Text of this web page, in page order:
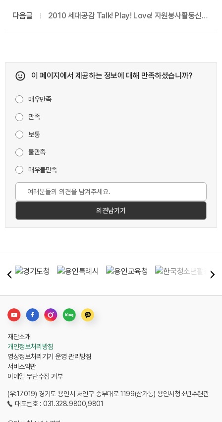
다음글
2010 세대공감 Talk! Play! Love! 자원봉사활동신청
이 페이지에서 제공하는 정보에 대해 만족하셨습니까?
매우만족
만족
보통
불만족
매우불만족
(우:17019) 경기도 용인시 처인구 중부대로 1199(삼가동) 용인시청소년수련관
대표번호 : 031.328.9800,9801
재단소개
개인정보처리방침
영상정보처리기기 운영 관리방침
서비스약관
이메일 무단수집 거부